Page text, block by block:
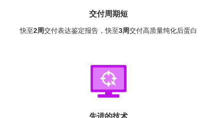
交付周期短
快至2周交付表达鉴定报告，快至3周交付高质量纯化后蛋白
先进的技术